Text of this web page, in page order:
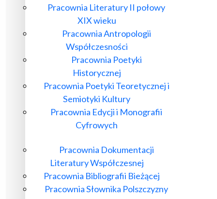
Pracownia Literatury II połowy
XIX wieku
Pracownia Antropologii
Współczesności
Pracownia Poetyki
Historycznej
Pracownia Poetyki Teoretycznej i
Semiotyki Kultury
Pracownia Edycji i Monografii
Cyfrowych
Pracownia Dokumentacji
Literatury Współczesnej
Pracownia Bibliografii Bieżącej
Pracownia Słownika Polszczyzny